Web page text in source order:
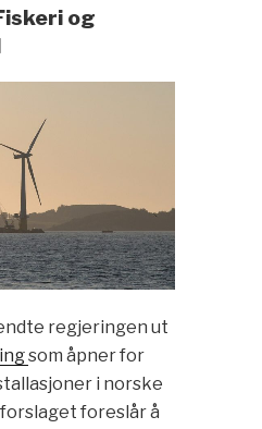
og
regjeringen ut
som åpner for
i norske
foreslår å